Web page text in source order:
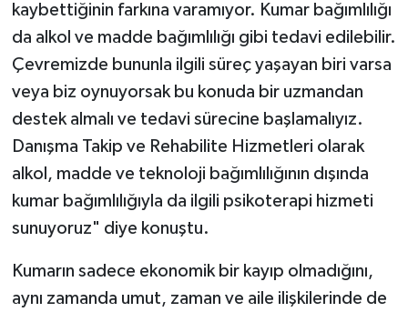
kaybettiğinin farkına varamıyor. Kumar bağımlılığı
da alkol ve madde bağımlılığı gibi tedavi edilebilir.
Çevremizde bununla ilgili süreç yaşayan biri varsa
veya biz oynuyorsak bu konuda bir uzmandan
destek almalı ve tedavi sürecine başlamalıyız.
Danışma Takip ve Rehabilite Hizmetleri olarak
alkol, madde ve teknoloji bağımlılığının dışında
kumar bağımlılığıyla da ilgili psikoterapi hizmeti
sunuyoruz" diye konuştu.
Kumarın sadece ekonomik bir kayıp olmadığını,
aynı zamanda umut, zaman ve aile ilişkilerinde de